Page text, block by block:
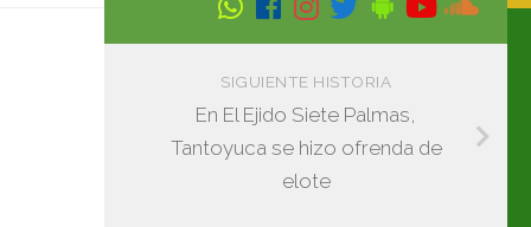
SIGUIENTE HISTORIA
En El Ejido Siete Palmas,
Tantoyuca se hizo ofrenda de
elote